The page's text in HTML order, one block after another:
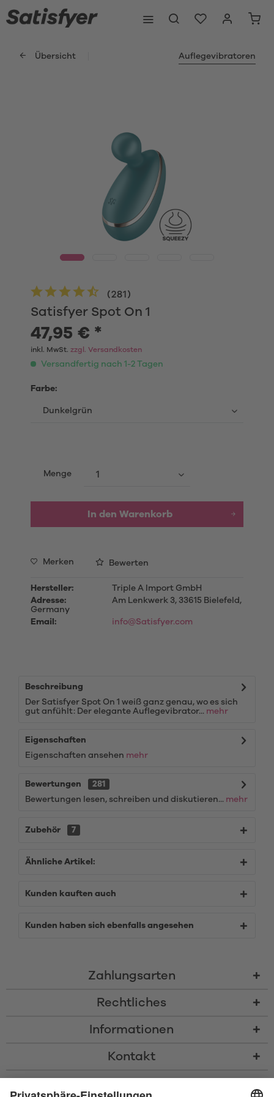
Übersicht Auflegevibratoren
Satisfyer Spot On 1
(281 )
47,95 € *
inkl. MwSt. zzgl. Versandkosten
Versandfertig nach 1-2 Tagen
Farbe:
Menge
In den Warenkorb
Merken Bewerten
Hersteller:
Triple A Import GmbH
Adresse:
Am Lenkwerk 3, 33615 Bielefeld,
Germany
Email:
info@Satisfyer.com
Beschreibung
Der Satisfyer Spot On 1 weiß ganz genau, wo es sich
gut anfühlt: Der elegante Auflegevibrator... mehr
Eigenschaften
Eigenschaften ansehen mehr
Bewertungen
281
Bewertungen lesen, schreiben und diskutieren... mehr
Zubehör 7
Ähnliche Artikel:
Kunden kauften auch
Kunden haben sich ebenfalls angesehen
Zahlungsarten
Rechtliches
Informationen
Kontakt